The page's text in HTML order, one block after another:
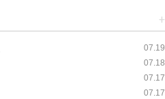
+
07.19
07.18
07.17
07.17